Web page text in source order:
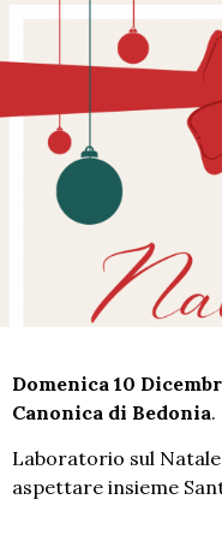
Domenica 10
Canonica di Bedonia.
Laboratorio sul
aspettare insieme